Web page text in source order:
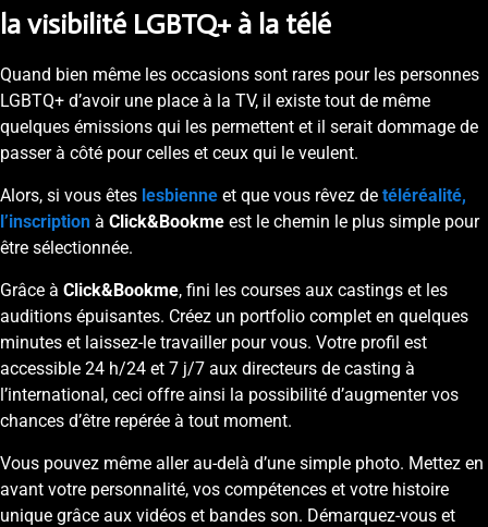
la visibilité LGBTQ+ à la télé
Quand bien même les occasions sont rares pour les personnes
LGBTQ+ d’avoir une place à la TV, il existe tout de même
quelques émissions qui les permettent et il serait dommage de
passer à côté pour celles et ceux qui le veulent.
Alors, si vous êtes lesbienne et que vous rêvez de téléréalité,
l’inscription à Click&Bookme est le chemin le plus simple pour
être sélectionnée.
Grâce à Click&Bookme, fini les courses aux castings et les
auditions épuisantes. Créez un portfolio complet en quelques
minutes et laissez-le travailler pour vous. Votre profil est
accessible 24 h/24 et 7 j/7 aux directeurs de casting à
l’international, ceci offre ainsi la possibilité d’augmenter vos
chances d’être repérée à tout moment.
Vous pouvez même aller au-delà d’une simple photo. Mettez en
avant votre personnalité, vos compétences et votre histoire
unique grâce aux vidéos et bandes son. Démarquez-vous et